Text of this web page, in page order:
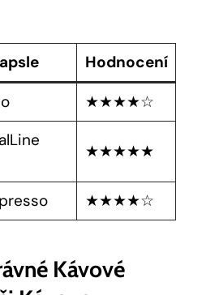
Hodnocení
★★★★☆
★★★★★
★★★★☆
Kávové